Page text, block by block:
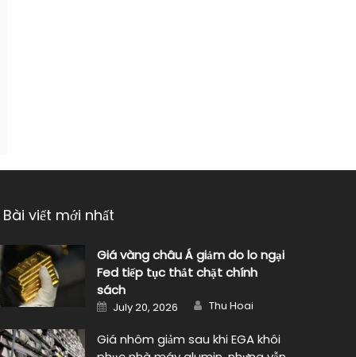
Bài viết mới nhất
Giá vàng châu Á giảm do lo ngại
Fed tiếp tục thắt chặt chính
sách
Posted
on
July 20, 2026 Author
Thu Hoai
Giá nhôm giảm sau khi EGA khôi